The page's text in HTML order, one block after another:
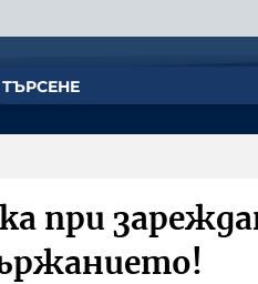
при